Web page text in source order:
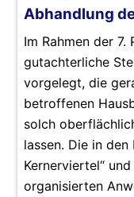
Abhandlung
Im Rahmen der 7.
gutachterliche
vorgelegt, die
betroffenen
solch
lassen. Die in
Kernerviertel“
organisierten